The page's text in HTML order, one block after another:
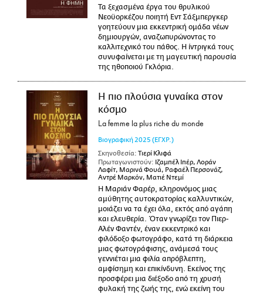
Τα ξεχασμένα έργα του θρυλικού
Νεοϋορκέζου ποιητή Εντ Σάξμπεργκερ
γοητεύουν μια εκκεντρική ομάδα νέων
δημιουργών, αναζωπυρώνοντας το
καλλιτεχνικό του πάθος. Η ίντριγκά τους
συνυφαίνεται με τη μαγευτική παρουσία
της ηθοποιού Γκλόρια.
Η πιο πλούσια γυναίκα στον
κόσμο
La femme la plus riche du monde
Βιογραφική 2025 (ΕΓΧΡ.)
Σκηνοθεσία: Τιερί Κλιφά
Πρωταγωνιστούν: Ιζαμπέλ Ιπέρ, Λοράν
Λαφίτ, Μαρινά Φουά, Ραφαέλ Περσονάζ,
Αντρέ Μαρκόν, Ματιέ Ντεμί
Η Μαριάν Φαρέρ, κληρονόμος μιας
αμύθητης αυτοκρατορίας καλλυντικών,
μοιάζει να τα έχει όλα, εκτός από αγάπη
και ελευθερία. Όταν γνωρίζει τον Πιερ-
Αλέν Φαντέν, έναν εκκεντρικό και
φιλόδοξο φωτογράφο, κατά τη διάρκεια
μιας φωτογράφισης, ανάμεσά τους
γεννιέται μια φιλία απρόβλεπτη,
αμφίσημη και επικίνδυνη. Εκείνος της
προσφέρει μια διέξοδο από τη χρυσή
φυλακή της ζωής της, ενώ εκείνη του